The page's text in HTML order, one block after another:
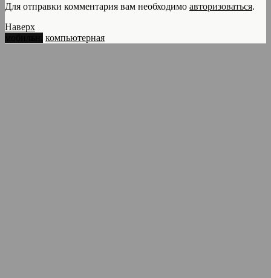
Для отправки комментария вам необходимо авторизоваться.
Наверх
компьютерная